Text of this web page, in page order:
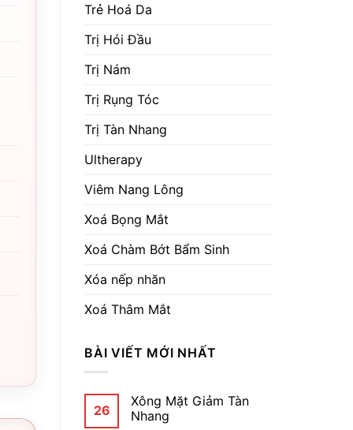
Trẻ Hoá Da
Trị Hói Đầu
Trị Nám
Trị Rụng Tóc
Trị Tàn Nhang
Ultherapy
Viêm Nang Lông
Xoá Bọng Mắt
Xoá Chàm Bớt Bẩm Sinh
Xóa nếp nhăn
Xoá Thâm Mắt
BÀI VIẾT MỚI NHẤT
26
Xông Mặt Giảm Tàn
Nhang